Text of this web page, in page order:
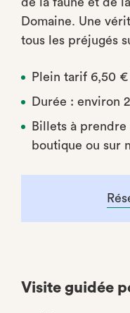
Domaine. Une
tous les préjugés
Plein tarif 6,50
Durée : environ
Billets à prendre
boutique ou sur
Visite guidée